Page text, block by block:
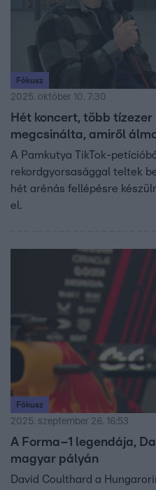
Fókusz
2025. október 10. 7:30
Hét koncert, több
megcsinálta, amiről
A Pamkutya TikTok-
rekordgyorsasággal teltek
hét arénás fellépésre
el.
Fókusz
2025. szeptember 26. 16:53
A Forma–1 legendája,
magyar pályán
David Coulthard a